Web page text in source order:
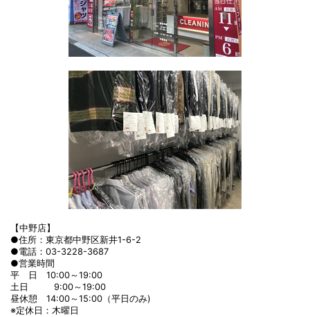
【中野店】
●住所：東京都中野区新井1-6-2
●電話：03-3228-3687
●営業時間
平 日 10:00～19:00
土日 9:00～19:00
昼休憩 14:00～15:00（平日のみ)
※定休日：木曜日